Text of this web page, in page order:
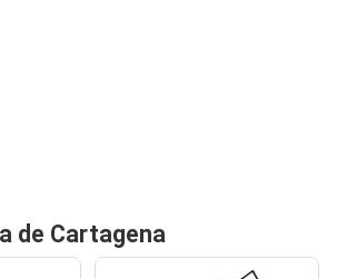
de Cartagena